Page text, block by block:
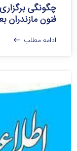
چگونگی
فنون مازندران
ادامه مطلب